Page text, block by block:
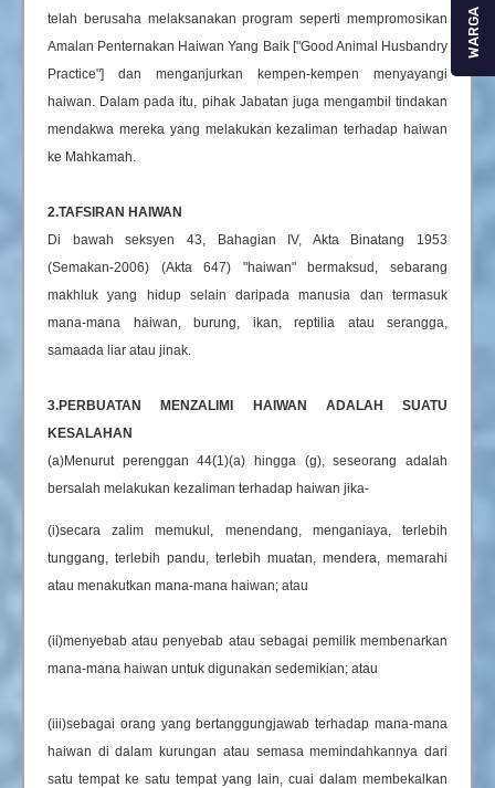
telah berusaha melaksanakan program seperti mempromosikan
Amalan Penternakan Haiwan Yang Baik ["Good Animal Husbandry
Practice"] dan menganjurkan kempen-kempen menyayangi
haiwan. Dalam pada itu, pihak Jabatan juga mengambil tindakan
mendakwa mereka yang melakukan kezaliman terhadap haiwan
ke Mahkamah.
2.TAFSIRAN HAIWAN
Di bawah seksyen 43, Bahagian IV, Akta Binatang 1953
(Semakan-2006) (Akta 647) "haiwan" bermaksud, sebarang
makhluk yang hidup selain daripada manusia dan termasuk
mana-mana haiwan, burung, ikan, reptilia atau serangga,
samaada liar atau jinak.
3.PERBUATAN MENZALIMI HAIWAN ADALAH SUATU
KESALAHAN
(a)Menurut perenggan 44(1)(a) hingga (g), seseorang adalah
bersalah melakukan kezaliman terhadap haiwan jika-
(i)secara zalim memukul, menendang, menganiaya, terlebih
tunggang, terlebih pandu, terlebih muatan, mendera, memarahi
atau menakutkan mana-mana haiwan; atau
(ii)menyebab atau penyebab atau sebagai pemilik membenarkan
mana-mana haiwan untuk digunakan sedemikian; atau
(iii)sebagai orang yang bertanggungjawab terhadap mana-mana
haiwan di dalam kurungan atau semasa memindahkannya dari
satu tempat ke satu tempat yang lain, cuai dalam membekalkan
WARGA